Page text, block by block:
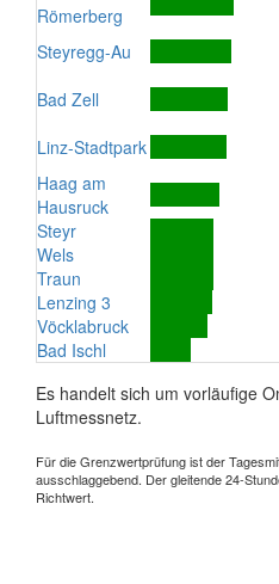
Römerberg
Steyregg-Au
Bad Zell
Linz-Stadtpark
Haag am
Hausruck
Steyr
Wels
Traun
Lenzing 3
Vöcklabruck
Bad Ischl
Es handelt sich um vorläufige
Luftmessnetz.
Für die Grenzwertprüfung ist der
ausschlaggebend. Der gleitende 24-
Richtwert.